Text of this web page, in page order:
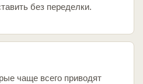
без переделки.
чаще всего приводят